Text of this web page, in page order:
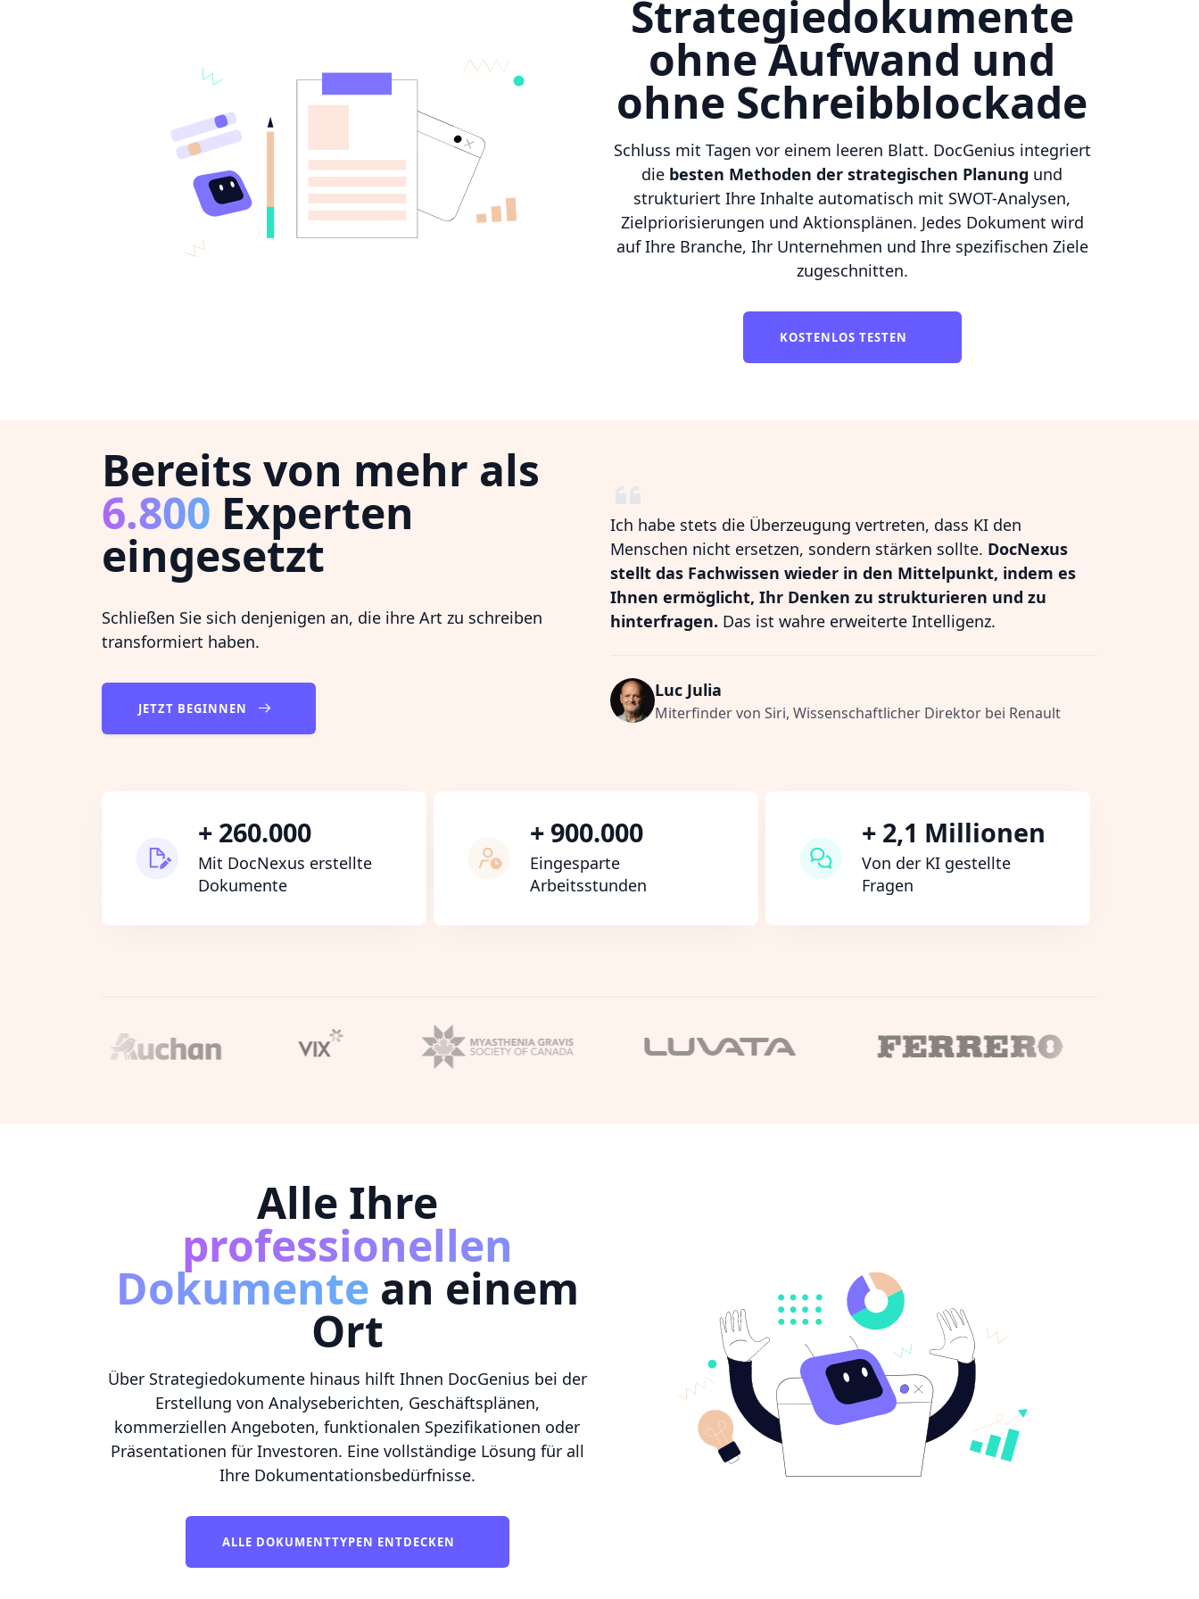
Strategiedokumente
ohne Aufwand und
ohne Schreibblockade
Schluss mit Tagen vor einem leeren Blatt. DocGenius integriert
die besten Methoden der strategischen Planung und
strukturiert Ihre Inhalte automatisch mit SWOT-Analysen,
Zielpriorisierungen und Aktionsplänen. Jedes Dokument wird
auf Ihre Branche, Ihr Unternehmen und Ihre spezifischen Ziele
zugeschnitten.
KOSTENLOS TESTEN
Bereits von mehr als
6.800 Experten
eingesetzt
Schließen Sie sich denjenigen an, die ihre Art zu schreiben
transformiert haben.
JETZT BEGINNEN
Ich habe stets die Überzeugung vertreten, dass KI den
Menschen nicht ersetzen, sondern stärken sollte. DocNexus
stellt das Fachwissen wieder in den Mittelpunkt, indem es
Ihnen ermöglicht, Ihr Denken zu strukturieren und zu
hinterfragen. Das ist wahre erweiterte Intelligenz.
Luc Julia
Miterfinder von Siri, Wissenschaftlicher Direktor bei Renault
+ 260.000
Mit DocNexus erstellte
Dokumente
+ 900.000
Eingesparte
Arbeitsstunden
+ 2,1 Millionen
Von der KI gestellte
Fragen
Alle Ihre
professionellen
Dokumente an einem
Ort
Über Strategiedokumente hinaus hilft Ihnen DocGenius bei der
Erstellung von Analyseberichten, Geschäftsplänen,
kommerziellen Angeboten, funktionalen Spezifikationen oder
Präsentationen für Investoren. Eine vollständige Lösung für all
Ihre Dokumentationsbedürfnisse.
ALLE DOKUMENTTYPEN ENTDECKEN